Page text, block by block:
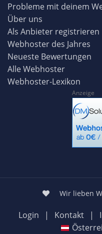
Probleme mit deinem
Über uns
Als Anbieter registrieren
Webhoster des Jahres
Neueste Bewertungen
Alle Webhoster
Webhoster-Lexikon
Anzeige
Wir lieben
Login | Kontakt |